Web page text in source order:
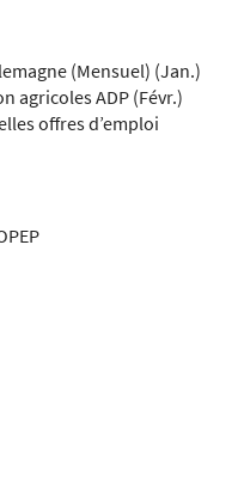
(Mensuel) (Jan.)
agricoles ADP (Févr.)
offres d’emploi